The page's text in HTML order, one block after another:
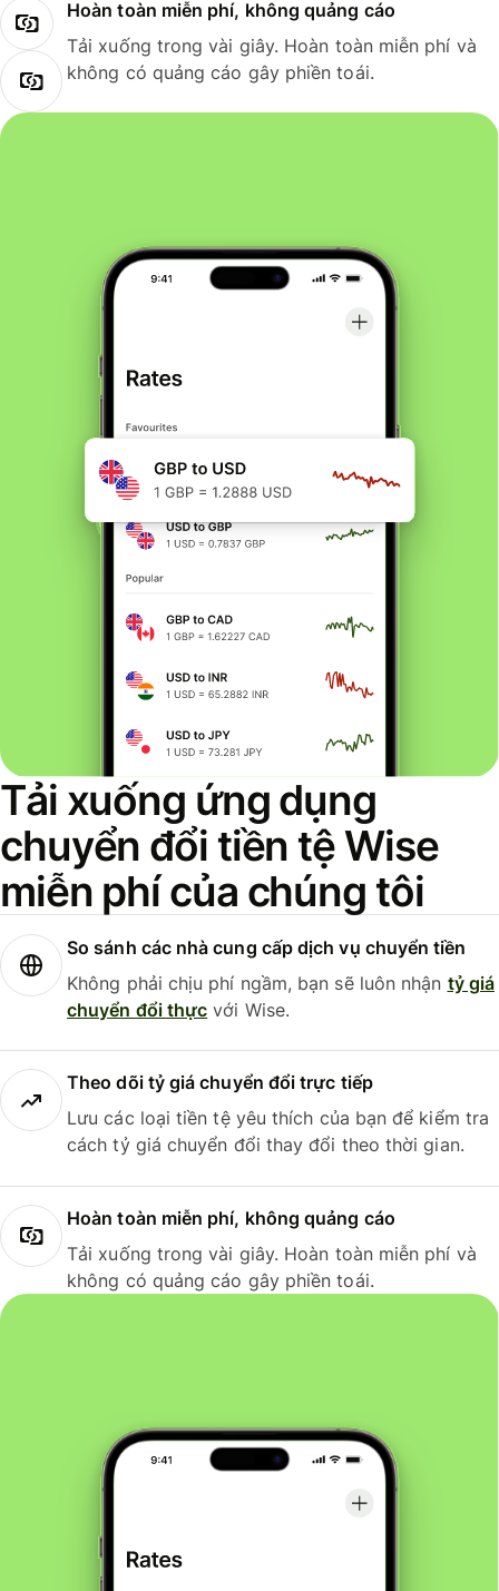
Hoàn toàn miễn phí, không quảng cáo
Tải xuống trong vài giây. Hoàn toàn miễn phí và
không có quảng cáo gây phiền toái.
Tải xuống ứng dụng
chuyển đổi tiền tệ Wise
miễn phí của chúng tôi
So sánh các nhà cung cấp dịch vụ chuyển tiền
Không phải chịu phí ngầm, bạn sẽ luôn nhận tỷ giá
chuyển đổi thực với Wise.
Theo dõi tỷ giá chuyển đổi trực tiếp
Lưu các loại tiền tệ yêu thích của bạn để kiểm tra
cách tỷ giá chuyển đổi thay đổi theo thời gian.
Hoàn toàn miễn phí, không quảng cáo
Tải xuống trong vài giây. Hoàn toàn miễn phí và
không có quảng cáo gây phiền toái.